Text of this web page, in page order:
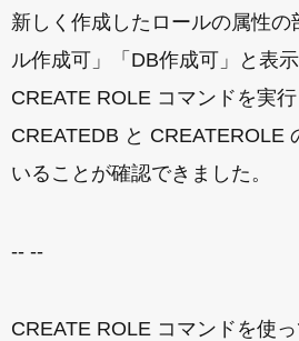
新しく作成したロールの属性の
ル作成可」「DB作成可」と表示
CREATE ROLE コマンドを実
CREATEDB と CREATEROLE
いることが確認できました。
-- --
CREATE ROLE コマンドを使